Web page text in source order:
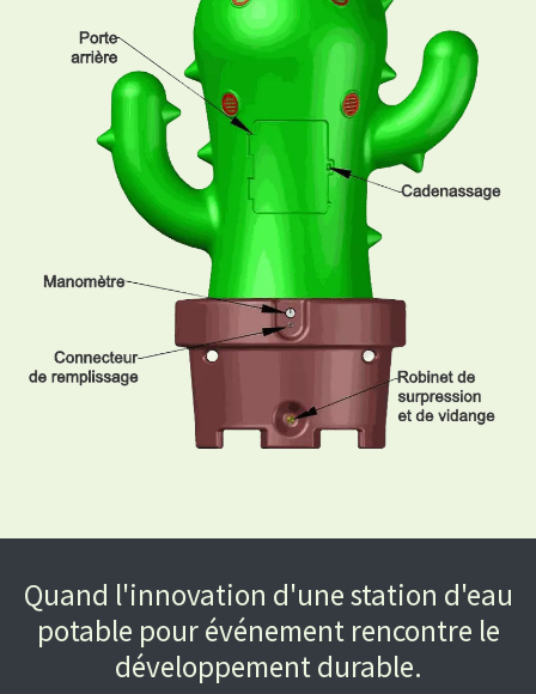
Quand l'innov​ation d'une station d'eau
potable pour événement rencontre le
développement durable.